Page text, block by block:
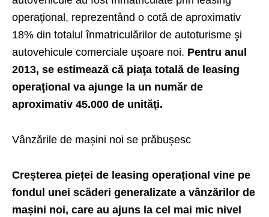
operaţional, reprezentând o cotă de aproximativ
18% din totalul înmatriculărilor de autoturisme şi
autovehicule comerciale uşoare noi. Pentru anul
2013, se estimează că piaţa totală de leasing
operaţional va ajunge la un număr de
aproximativ 45.000 de unităţi.
Vânzările de mașini noi se prăbușesc
Creșterea pieței de leasing operațional vine pe
fondul unei scăderi generalizate a vânzărilor de
mașini noi, care au ajuns la cel mai mic nivel